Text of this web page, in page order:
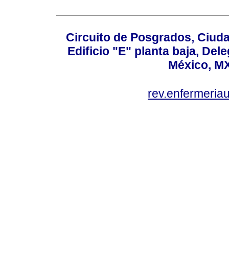
Circuito de Posgrados,
Edificio "E" planta baja,
México,